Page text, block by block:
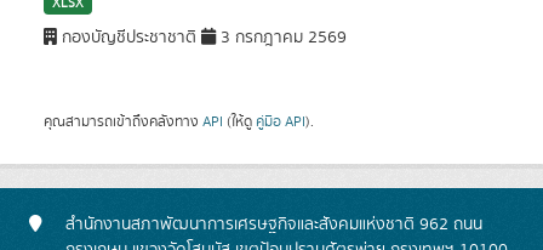
กองบัญชีประชาชาติ 3 กรกฎาคม 2569
คุณสามารถเข้าถึงคลังทาง API (ให้ดู คู่มือ API).
สำนักงานสภาพัฒนาการเศรษฐกิจและสังคมแห่งชาติ 962 ถนน